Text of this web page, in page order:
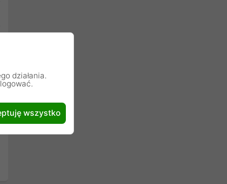
działania.
wszystko